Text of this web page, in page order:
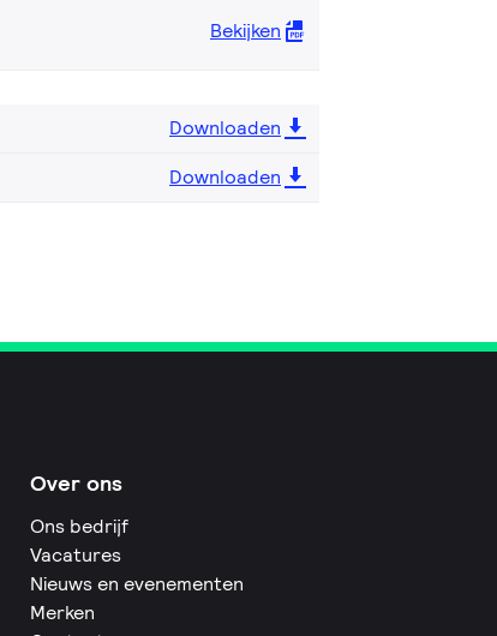
Bekijken
Downloaden
Downloaden
Over ons
Ons bedrijf
Vacatures
Nieuws en evenementen
Merken